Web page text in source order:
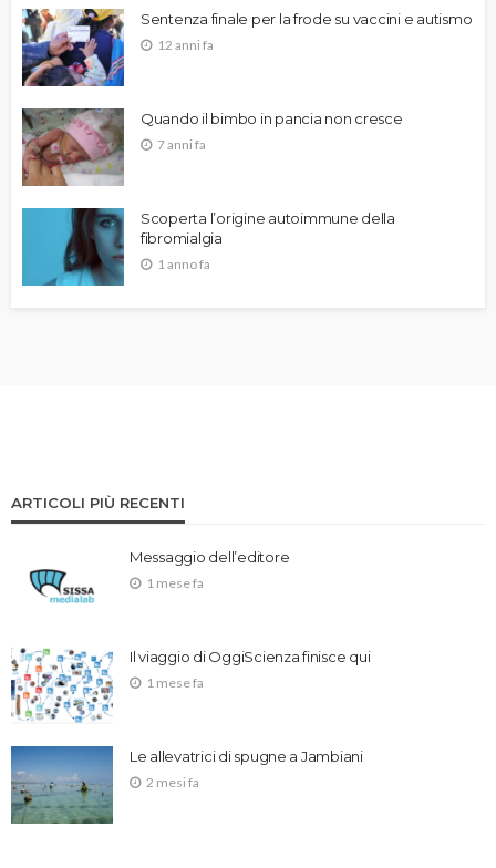
Sentenza finale per la frode su vaccini e autismo
12 anni fa
Quando il bimbo in pancia non cresce
7 anni fa
Scoperta l’origine autoimmune della
fibromialgia
1 anno fa
ARTICOLI PIÙ RECENTI
Messaggio dell’editore
1 mese fa
Il viaggio di OggiScienza finisce qui
1 mese fa
Le allevatrici di spugne a Jambiani
2 mesi fa